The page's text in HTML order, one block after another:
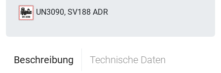
UN3090, SV188 ADR
Beschreibung Technische Daten